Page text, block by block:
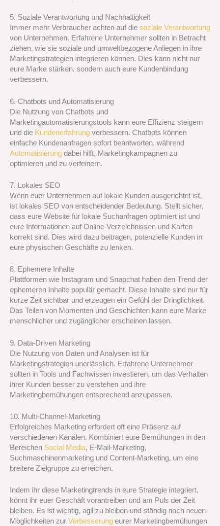
5. Soziale Verantwortung und Nachhaltigkeit
Immer mehr Verbraucher achten auf die soziale Verantwortung
von Unternehmen. Erfahrene Unternehmer sollten in Betracht
ziehen, wie sie soziale und umweltbezogene Anliegen in ihre
Marketingstrategien integrieren können. Dies kann nicht nur
eure Marke stärken, sondern auch eure Kundenbindung
verbessern.
6. Chatbots und Automatisierung
Die Nutzung von Chatbots und
Marketingautomatisierungstools kann eure Effizienz steigern
und die Kundenerfahrung verbessern. Chatbots können
einfache Kundenanfragen sofort beantworten, während
Automatisierung dabei hilft, Marketingkampagnen zu
optimieren und zu verfeinern.
7. Lokales SEO
Wenn euer Unternehmen auf lokale Kunden ausgerichtet ist,
ist lokales SEO von entscheidender Bedeutung. Stellt sicher,
dass eure Website für lokale Suchanfragen optimiert ist und
eure Informationen auf Online-Verzeichnissen und Karten
korrekt sind. Dies wird dazu beitragen, potenzielle Kunden in
eure physischen Geschäfte zu lenken.
8. Ephemere Inhalte
Plattformen wie Instagram und Snapchat haben den Trend der
ephemeren Inhalte populär gemacht. Diese Inhalte sind nur für
kurze Zeit sichtbar und erzeugen ein Gefühl der Dringlichkeit.
Das Teilen von Momenten und Geschichten kann eure Marke
menschlicher und zugänglicher erscheinen lassen.
9. Data-Driven Marketing
Die Nutzung von Daten und Analysen ist für
Marketingstrategien unerlässlich. Erfahrene Unternehmer
sollten in Tools und Fachwissen investieren, um das Verhalten
ihrer Kunden besser zu verstehen und ihre
Marketingbemühungen entsprechend anzupassen.
10. Multi-Channel-Marketing
Erfolgreiches Marketing erfordert oft eine Präsenz auf
verschiedenen Kanälen. Kombiniert eure Bemühungen in den
Bereichen Social Media, E-Mail-Marketing,
Suchmaschinenmarketing und Content-Marketing, um eine
breitere Zielgruppe zu erreichen.
Indem ihr diese Marketingtrends in eure Strategie integriert,
könnt ihr euer Geschäft vorantreiben und am Puls der Zeit
bleiben. Es ist wichtig, agil zu bleiben und ständig nach neuen
Möglichkeiten zur Verbesserung eurer Marketingbemühungen